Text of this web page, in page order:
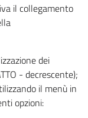
il collegamento
dei
- decrescente);
il menù in
opzioni: